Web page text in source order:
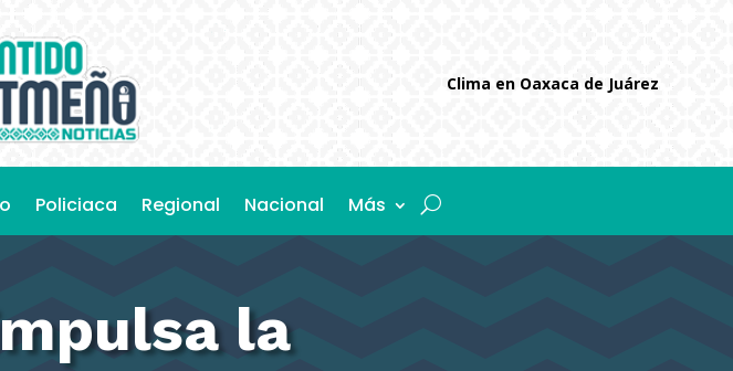
Clima en Oaxaca de Juárez
Policiaca Regional Nacional Más
la